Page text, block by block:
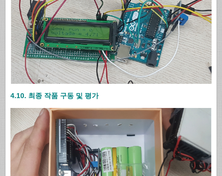
4.10. 최종 작품 구동 및 평가